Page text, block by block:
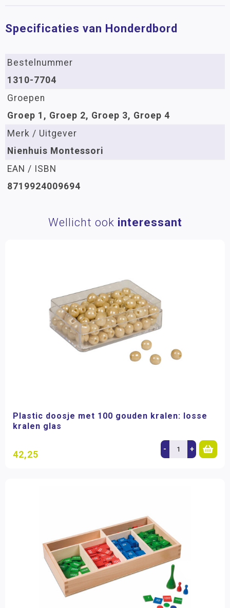
Specificaties van Honderdbord
Bestelnummer
1310-7704
Groepen
Groep 1, Groep 2, Groep 3, Groep 4
Merk / Uitgever
Nienhuis Montessori
EAN / ISBN
8719924009694
Wellicht ook interessant
Plastic doosje met 100 gouden kralen: losse
kralen glas
42,25 - +